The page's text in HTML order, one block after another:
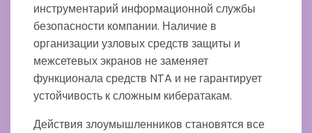
инструментарий информационной службы
безопасности компании. Наличие в
организации узловых средств защиты и
межсетевых экранов не заменяет
функционала средств NTA и не гарантирует
устойчивость к сложным кибератакам.
Действия злоумышленников становятся все